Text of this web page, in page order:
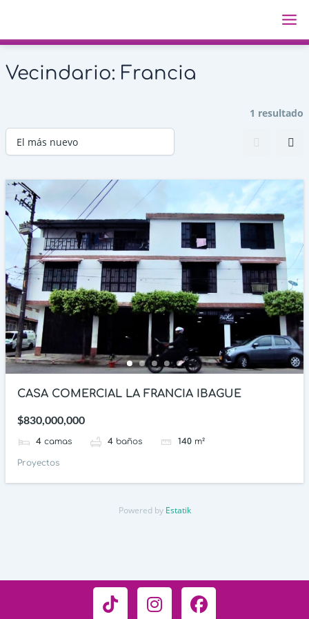
contenido
Vecindario: Francia
1 resultado
CASA COMERCIAL LA FRANCIA IBAGUE
$830,000,000
4 camas 4 baños 140 m²
Proyectos
Powered by Estatik
T
i
I
n
F
a